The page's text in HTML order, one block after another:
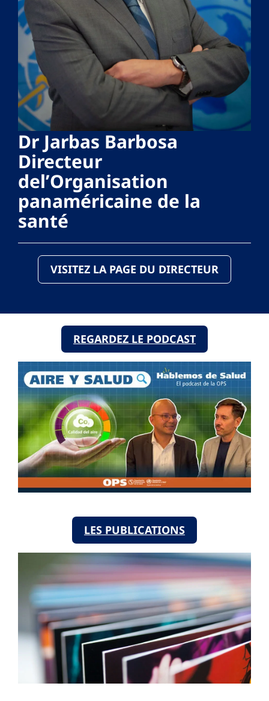
Dr Jarbas Barbosa
Directeur
del’Organisation
panaméricaine de la
santé
VISITEZ LA PAGE DU DIRECTEUR
REGARDEZ LE PODCAST
LES PUBLICATIONS